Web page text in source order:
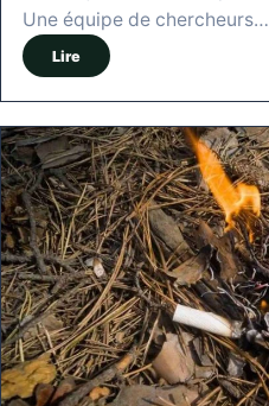
Une équipe de chercheurs…
Lire